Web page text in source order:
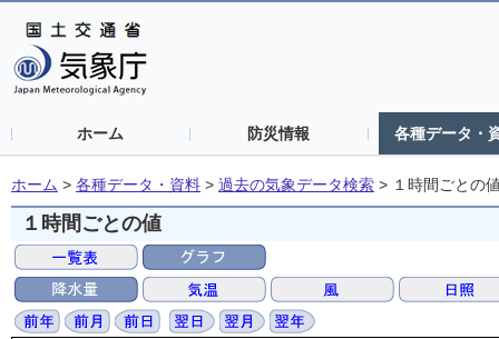
ホーム 防災情報 各種データ・
ホーム > 各種データ・資料 > 過去の気象データ検索 > １時間ごとの
１時間ごとの値